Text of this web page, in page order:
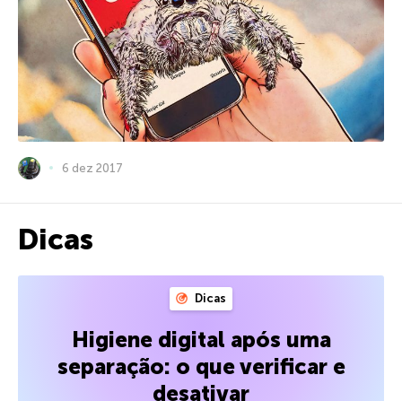
6 dez 2017
Dicas
Dicas
Higiene digital após uma
separação: o que verificar e
desativar